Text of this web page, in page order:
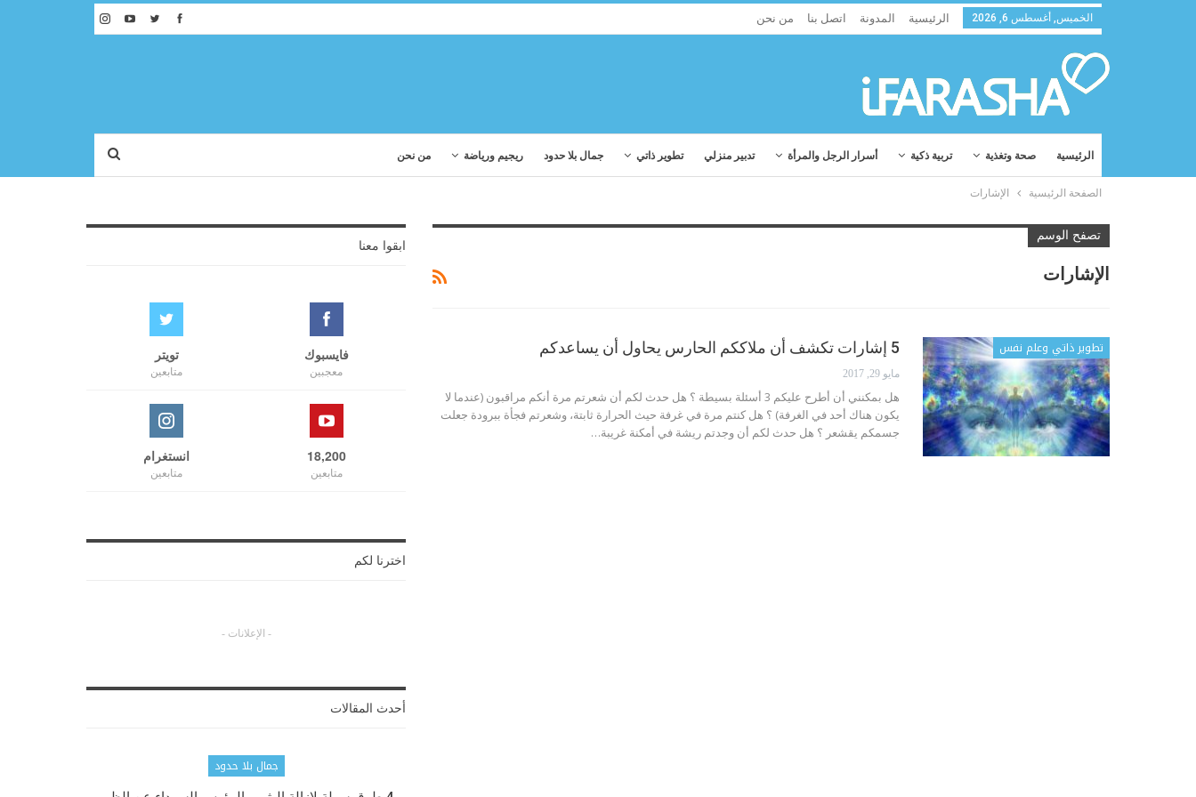
الخميس, أغسطس 6, 2026 الرئيسية المدونة اتصل بنا من نحن
الرئيسية صحة وتغذية تربية ذكية أسرار الرجل والمرأة تدبير منزلي تطوير ذاتي جمال بلا حدود ريجيم ورياضة من نحن
الصفحة الرئيسية الإشارات
تصفح الوسم
الإشارات
تطوير ذاتي وعلم نفس 5 إشارات تكشف أن ملاككم الحارس يحاول أن يساعدكم
مايو 29, 2017
هل بمكنني أن أطرح عليكم 3 أسئلة بسيطة ؟ هل حدث لكم أن شعرتم مرة أنكم مراقبون (عندما لا
يكون هناك أحد في الغرفة) ؟ هل كنتم مرة في غرفة حيث الحرارة ثابتة، وشعرتم فجأة ببرودة جعلت
جسمكم يقشعر ؟ هل حدث لكم أن وجدتم ريشة في أمكنة غريبة…
ابقوا معنا
فايسبوك
معجبين
تويتر
متابعين
18,200
متابعين
انستغرام
متابعين
اخترنا لكم
- الإعلانات -
أحدث المقالات
جمال بلا حدود